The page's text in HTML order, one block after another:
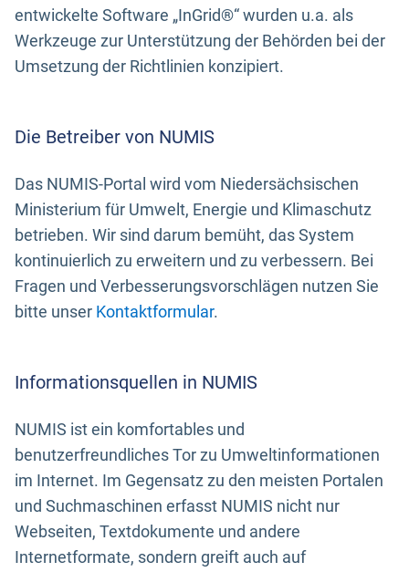
entwickelte Software „InGrid®“ wurden u.a. als
Werkzeuge zur Unterstützung der Behörden bei der
Umsetzung der Richtlinien konzipiert.
Die Betreiber von NUMIS
Das NUMIS-Portal wird vom Niedersächsischen
Ministerium für Umwelt, Energie und Klimaschutz
betrieben. Wir sind darum bemüht, das System
kontinuierlich zu erweitern und zu verbessern. Bei
Fragen und Verbesserungsvorschlägen nutzen Sie
bitte unser Kontaktformular.
Informationsquellen in NUMIS
NUMIS ist ein komfortables und
benutzerfreundliches Tor zu Umweltinformationen
im Internet. Im Gegensatz zu den meisten Portalen
und Suchmaschinen erfasst NUMIS nicht nur
Webseiten, Textdokumente und andere
Internetformate, sondern greift auch auf